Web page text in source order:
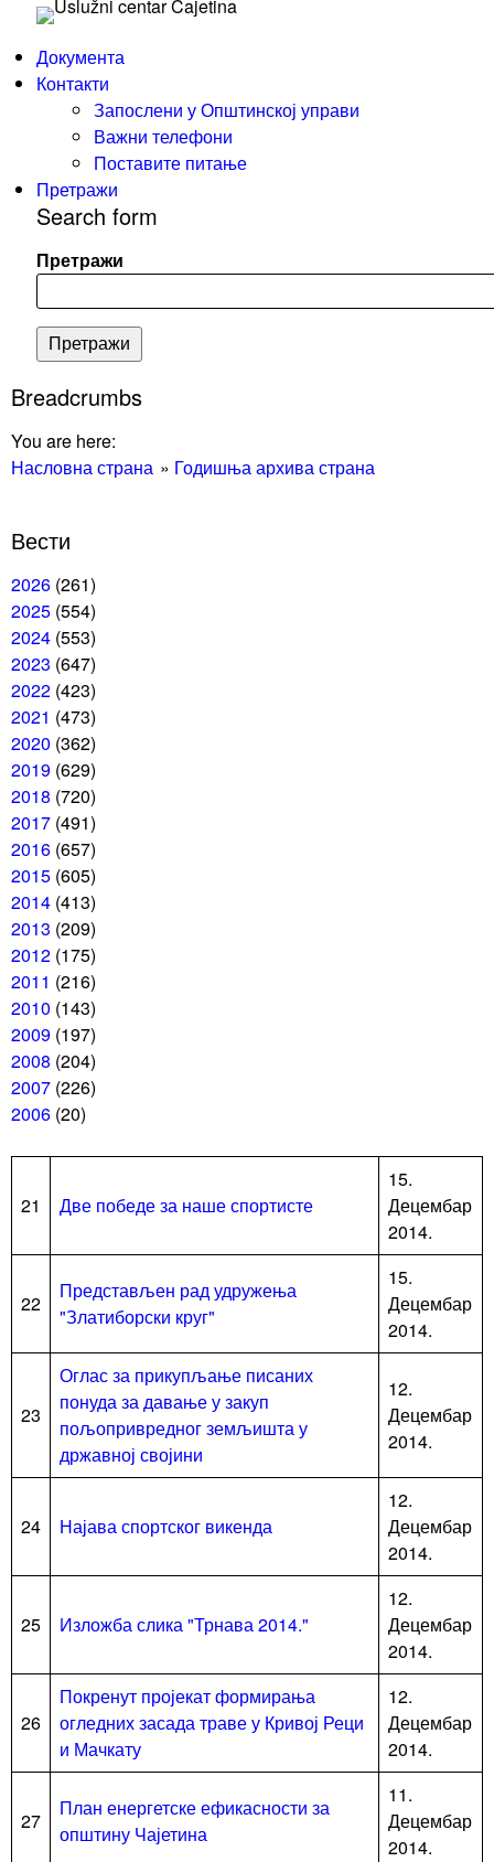
Документа
Контакти
Запослени у Општинској управи
Важни телефони
Поставите питање
Претражи
Search form
Претражи
Breadcrumbs
You are here:
Насловна страна
Годишња архива страна
Вести
2026 (261)
2025 (554)
2024 (553)
2023 (647)
2022 (423)
2021 (473)
2020 (362)
2019 (629)
2018 (720)
2017 (491)
2016 (657)
2015 (605)
2014 (413)
2013 (209)
2012 (175)
2011 (216)
2010 (143)
2009 (197)
2008 (204)
2007 (226)
2006 (20)
21 Две победе за наше спортисте
15.
Децембар
2014.
22
Представљен рад удружења
"Златиборски круг"
15.
Децембар
2014.
23
Оглас за прикупљање писаних
понуда за давање у закуп
пољопривредног земљишта у
државној својини
12.
Децембар
2014.
24 Најава спортског викенда
12.
Децембар
2014.
25 Изложба слика "Трнава 2014."
12.
Децембар
2014.
26
Покренут пројекат формирања
огледних засада траве у Кривој Реци
и Мачкату
12.
Децембар
2014.
27
План енергетске ефикасности за
општину Чајетина
11.
Децембар
2014.